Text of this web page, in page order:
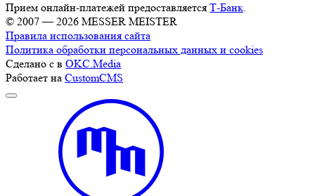
Прием онлайн-платежей предоставляется Т-Банк.
© 2007 — 2026 MESSER MEISTER
Правила использования сайта
Политика обработки персональных данных и cookies
Сделано с в OKC.Media
Работает на CustomCMS